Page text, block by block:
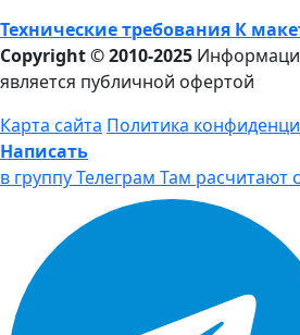
Технические требования К
Copyright © 2010-2025
является публичной офертой
Карта сайта Политика
Написать
в группу Телеграм Там расчитают